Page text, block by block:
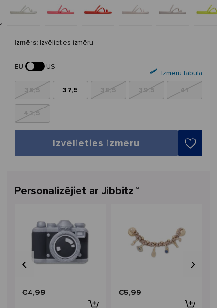
Izmērs: Izvēlieties izmēru
EU
US
Izmēru tabula
36,5 37,5 38,5 39,5 41
42,5
Izvēlieties izmēru
Personalizējiet ar Jibbitz™
€4,99 €5,99
‹ ›